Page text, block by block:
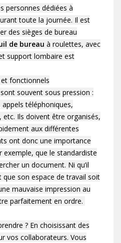
personnes dédiées à
toute la journée. Il est
des sièges de bureau
de bureau à roulettes, avec
support lombaire est
fonctionnels
souvent sous pression :
appels téléphoniques,
Ils doivent être organisés,
aux différentes
ont donc une importance
exemple, que le standardiste
un document. Ni qu’il
que son espace de travail soit
mauvaise impression au
parfaitement en ordre.
? En choisissant des
vos collaborateurs. Vous